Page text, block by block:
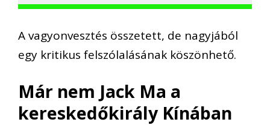
A vagyonvesztés összetett, de nagyjából
egy kritikus felszólalásának köszönhető.
Már nem Jack Ma a
kereskedőkirály Kínában